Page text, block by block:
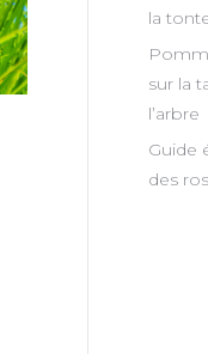
la
sur la
l’arbre
Guide
des